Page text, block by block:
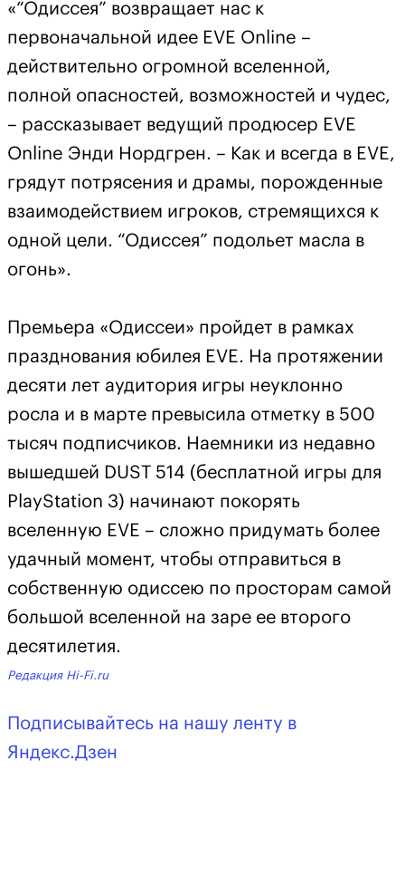
«“Одиссея” возвращает нас к
первоначальной идее EVE Online –
действительно огромной вселенной,
полной опасностей, возможностей и чудес,
– рассказывает ведущий продюсер EVE
Online Энди Нордгрен. – Как и всегда в EVE,
грядут потрясения и драмы, порожденные
взаимодействием игроков, стремящихся к
одной цели. “Одиссея” подольет масла в
огонь».
Премьера «Одиссеи» пройдет в рамках
празднования юбилея EVE. На протяжении
десяти лет аудитория игры неуклонно
росла и в марте превысила отметку в 500
тысяч подписчиков. Наемники из недавно
вышедшей DUST 514 (бесплатной игры для
PlayStation 3) начинают покорять
вселенную EVE – сложно придумать более
удачный момент, чтобы отправиться в
собственную одиссею по просторам самой
большой вселенной на заре ее второго
десятилетия.
Редакция Hi-Fi.ru
Подписывайтесь на нашу ленту в
Яндекс.Дзен